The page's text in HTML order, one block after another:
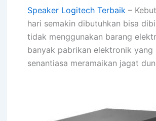
Speaker Logitech Terbaik –
hari semakin dibutuhkan bisa
tidak menggunakan barang
banyak pabrikan elektronik
senantiasa meramaikan jagat